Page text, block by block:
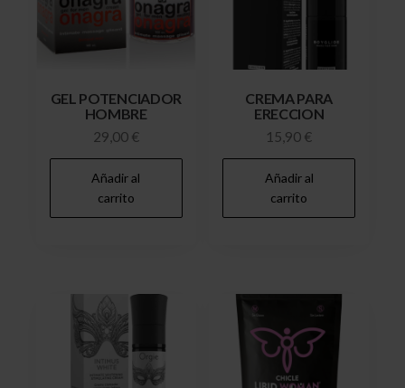
GEL POTENCIADOR
HOMBRE
29,00 €
Añadir al
carrito
CREMA PARA
ERECCION
15,90 €
Añadir al
carrito